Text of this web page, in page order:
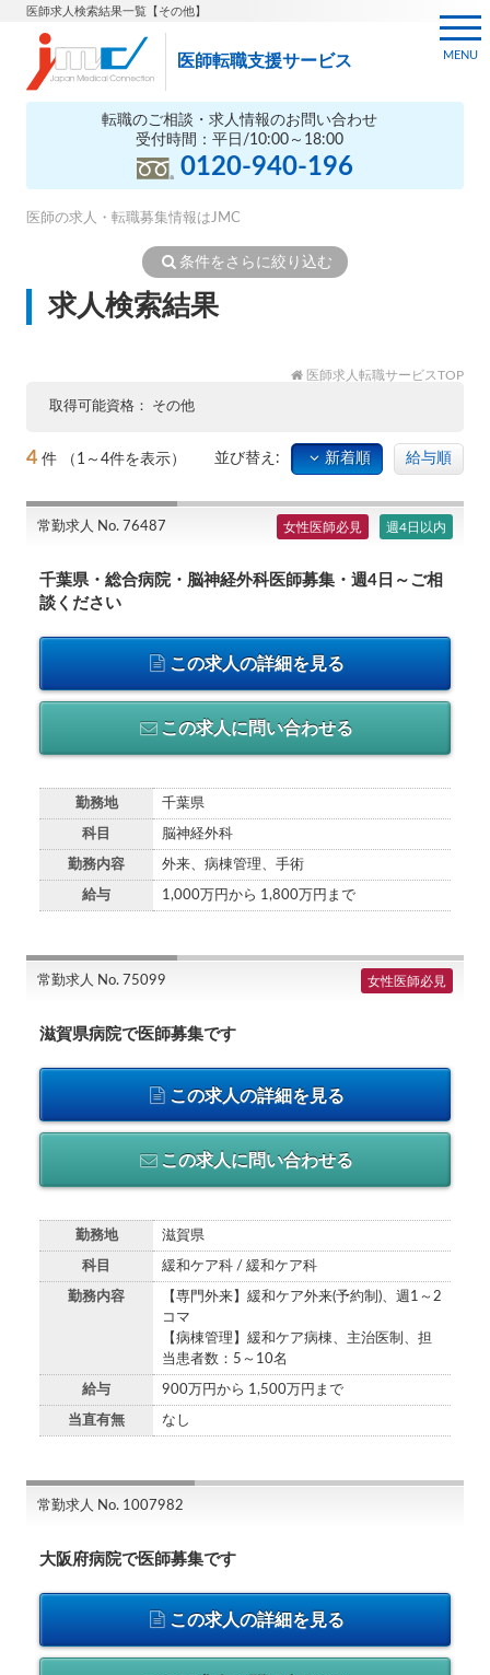
医師求人検索結果一覧【その他】
医師転職支援サービス
転職のご相談・求人情報のお問い合わせ
受付時間：平日/10:00～18:00
0120-940-196
MENU
医師の求人・転職募集情報はJMC
条件をさらに絞り込む
求人検索結果
医師求人転職サービスTOP
取得可能資格 その他
4 件 （1～4件を表示） 並び替え: 新着順 給与順
常勤求人 No. 76487 女性医師必見 週4日以内
千葉県・総合病院・脳神経外科医師募集・週4日～ご相
談ください
この求人の詳細を見る
この求人に問い合わせる
勤務地 千葉県
科目 脳神経外科
勤務内容 外来、病棟管理、手術
給与 1,000万円から 1,800万円まで
常勤求人 No. 75099 女性医師必見
滋賀県病院で医師募集です
この求人の詳細を見る
この求人に問い合わせる
勤務地 滋賀県
科目 緩和ケア科 / 緩和ケア科
勤務内容
【専門外来】緩和ケア外来(予約制)、週1～2
コマ
【病棟管理】緩和ケア病棟、主治医制、担
当患者数：5～10名
給与 900万円から 1,500万円まで
当直有無 なし
常勤求人 No. 1007982
大阪府病院で医師募集です
この求人の詳細を見る